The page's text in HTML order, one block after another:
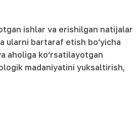
ishlar va erishilgan natijalar
ularni bartaraf etish bo‘yicha
aholiga ko‘rsatilayotgan
madaniyatini yuksaltirish,